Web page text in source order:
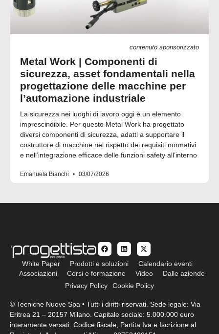
contenuto sponsorizzato
Metal Work | Componenti di
sicurezza, asset fondamentali nella
progettazione delle macchine per
l’automazione industriale
La sicurezza nei luoghi di lavoro oggi è un elemento
imprescindibile. Per questo Metal Work ha progettato
diversi componenti di sicurezza, adatti a supportare il
costruttore di macchine nel rispetto dei requisiti normativi
e nell’integrazione efficace delle funzioni safety all’interno
Emanuela Bianchi 03/07/2026
White Paper Prodotti e soluzioni
Calendario eventi
Associazioni
Corsi e formazione Video
Dalle aziende
Privacy Policy
Cookie Policy
© Tecniche Nuove Spa • Tutti i diritti riservati. Sede legale: Via
Eritrea 21 – 20157 Milano. Capitale sociale: 5.000.000 euro
interamente versati. Codice fiscale, Partita Iva e Iscrizione al